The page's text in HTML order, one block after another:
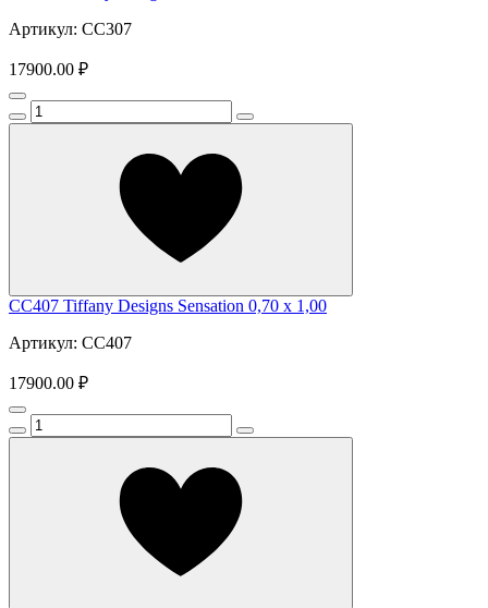
Артикул: CC307
17900.00 ₽
CC407 Tiffany Designs Sensation 0,70 x 1,00
Артикул: CC407
17900.00 ₽